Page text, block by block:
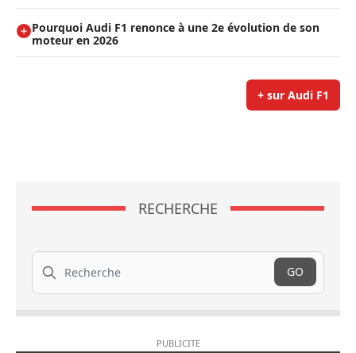
Pourquoi Audi F1 renonce à une 2e évolution de son
moteur en 2026
+ sur Audi F1
RECHERCHE
Recherche
GO